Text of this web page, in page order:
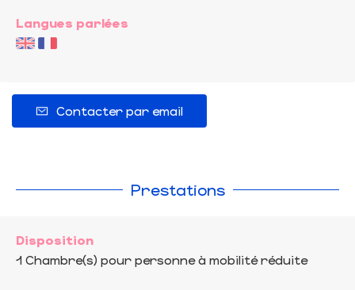
Langues parlées
Contacter par email
Prestations
Disposition
1 Chambre(s) pour personne à mobilité réduite